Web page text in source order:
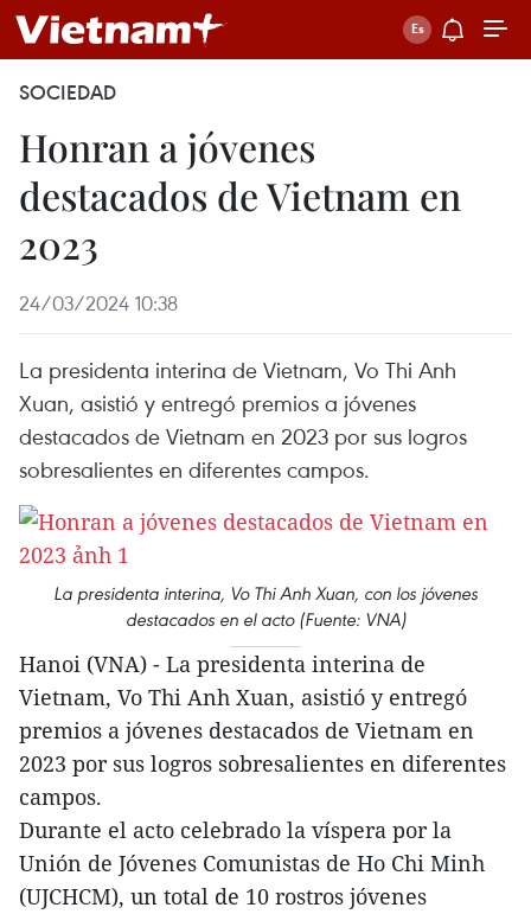
SOCIEDAD
Honran a jóvenes
destacados de Vietnam en
2023
24/03/2024 10:38
La presidenta interina de Vietnam, Vo Thi Anh
Xuan, asistió y entregó premios a jóvenes
destacados de Vietnam en 2023 por sus logros
sobresalientes en diferentes campos.
La presidenta interina, Vo Thi Anh Xuan, con los jóvenes
destacados en el acto (Fuente: VNA)
Hanoi (VNA) - La presidenta interina de
Vietnam, Vo Thi Anh Xuan, asistió y entregó
premios a jóvenes destacados de Vietnam en
2023 por sus logros sobresalientes en diferentes
campos.
Durante el acto celebrado la víspera por la
Unión de Jóvenes Comunistas de Ho Chi Minh
(UJCHCM), un total de 10 rostros jóvenes